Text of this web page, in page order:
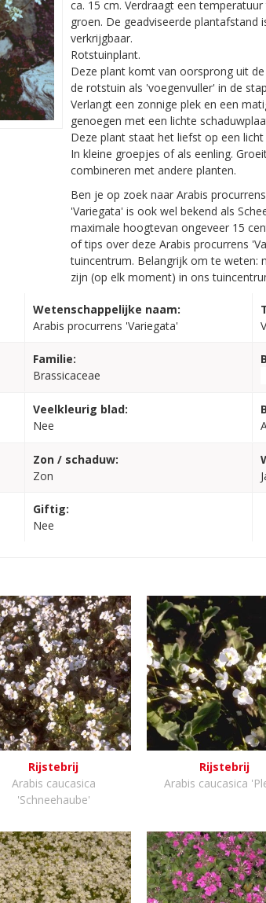
ca. 15 cm. Verdraagt een
groen. De geadviseerde plantafstand
verkrijgbaar.
Rotstuinplant.
Deze plant komt van oorsprong uit
de rotstuin als 'voegenvuller' in de
Verlangt een zonnige plek en een
genoegen met een lichte
Deze plant staat het liefst op een
In kleine groepjes of als eenling.
combineren met andere planten.
Ben je op zoek naar Arabis
'Variegata' is ook wel bekend als
maximale hoogtevan ongeveer 15
of tips over deze Arabis procurrens
tuincentrum. Belangrijk om te weten:
zijn (op elk moment) in ons
Wetenschappelijke naam:
Arabis procurrens 'Variegata'
Familie:
Brassicaceae
Veelkleurig blad:
Nee
Zon / schaduw:
Zon
Giftig:
Nee
Rijstebrij
Arabis caucasica
'Schneehaube'
Rijstebrij
Arabis caucasica